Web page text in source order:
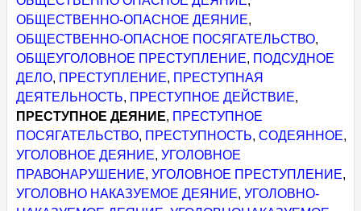
ОБЩЕСТВЕННО-ОПАСНОЕ ДЕЯНИЕ,
ОБЩЕСТВЕННО-ОПАСНОЕ ПОСЯГАТЕЛЬСТВО,
ОБЩЕУГОЛОВНОЕ ПРЕСТУПЛЕНИЕ, ПОДСУДНОЕ
ДЕЛО, ПРЕСТУПЛЕНИЕ, ПРЕСТУПНАЯ
ДЕЯТЕЛЬНОСТЬ, ПРЕСТУПНОЕ ДЕЙСТВИЕ,
ПРЕСТУПНОЕ ДЕЯНИЕ, ПРЕСТУПНОЕ
ПОСЯГАТЕЛЬСТВО, ПРЕСТУПНОСТЬ,СОДЕЯННОЕ,
УГОЛОВНОЕ ДЕЯНИЕ,УГОЛОВНОЕ
ПРАВОНАРУШЕНИЕ,УГОЛОВНОЕ ПРЕСТУПЛЕНИЕ,
УГОЛОВНО НАКАЗУЕМОЕ ДЕЯНИЕ,УГОЛОВНО-